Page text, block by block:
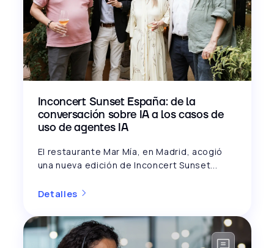
Inconcert Sunset España: de la
conversación sobre IA a los casos de
uso de agentes IA
El restaurante Mar Mía, en Madrid, acogió
una nueva edición de Inconcert Sunset...
Detalles